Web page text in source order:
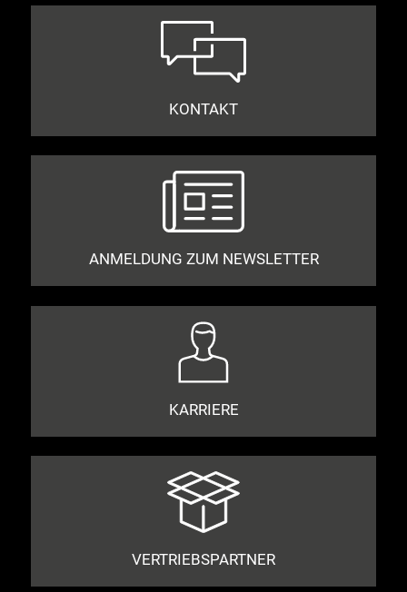
KONTAKT
ANMELDUNG ZUM NEWSLETTER
KARRIERE
VERTRIEBSPARTNER